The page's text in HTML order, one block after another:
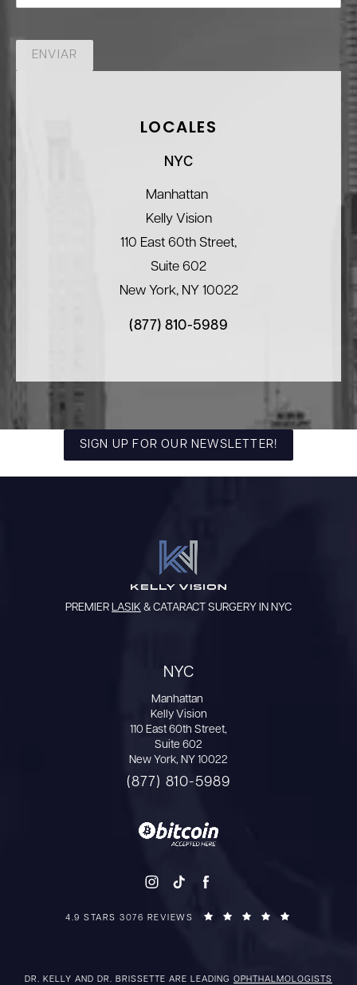
LOCALES
NYC
Manhattan
Kelly Vision
110 East 60th Street,
Suite 602
New York, NY 10022
(877) 810-5989
ENVIAR
SIGN UP FOR OUR NEWSLETTER!
PREMIER LASIK & CATARACT SURGERY IN NYC
NYC
Manhattan
Kelly Vision
110 East 60th Street,
Suite 602
New York, NY 10022
(877) 810-5989
4.9 STARS 3076 REVIEWS
DR. KELLY AND DR. BRISSETTE ARE LEADING OPHTHALMOLOGISTS